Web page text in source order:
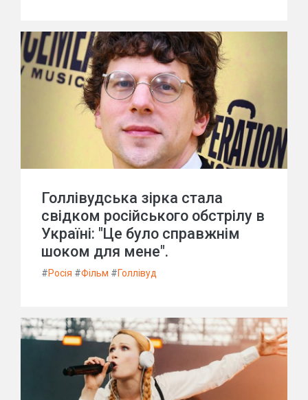
Голлівудська зірка стала
свідком російського обстрілу в
Україні: "Це було справжнім
шоком для мене".
#Росія #Фільм #Голлівуд